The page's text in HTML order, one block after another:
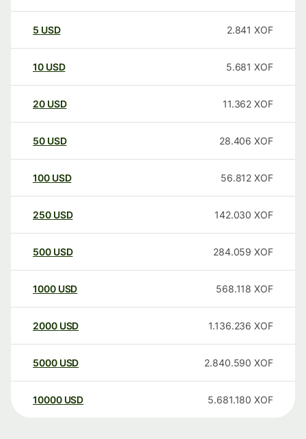
5 USD 2.841 XOF
10 USD 5.681 XOF
20 USD 11.362 XOF
50 USD 28.406 XOF
100 USD 56.812 XOF
250 USD 142.030 XOF
500 USD 284.059 XOF
1000 USD 568.118 XOF
2000 USD 1.136.236 XOF
5000 USD 2.840.590 XOF
10000 USD 5.681.180 XOF